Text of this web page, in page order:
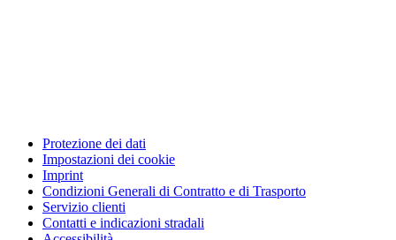
Protezione dei dati
Impostazioni dei cookie
Imprint
Condizioni Generali di Contratto e di Trasporto
Servizio clienti
Contatti e indicazioni stradali